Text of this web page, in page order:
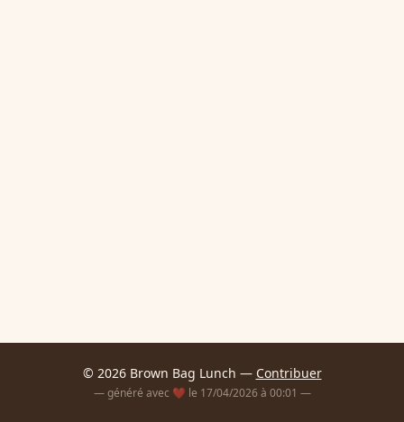
© 2026 Brown Bag Lunch — Contribuer
— généré avec ❤️ le 17/04/2026 à 00:01 —